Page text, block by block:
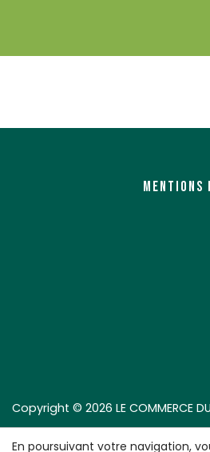
MENTIONS
Copyright © 2026 LE COMMERCE
En poursuivant votre navigation,